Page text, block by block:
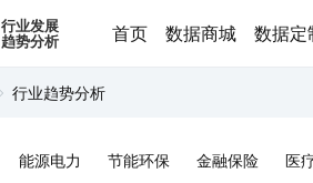
行业发展
趋势分析 首页 数据商城 数据定
行业趋势分析
能源电力 节能环保 金融保险 医